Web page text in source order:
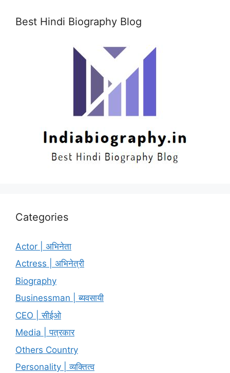
Best Hindi Biography Blog
Categories
Actor | अभिनेता
Actress | अभिनेत्री
Biography
Businessman | ब्यवसायी
CEO | सीईओ
Media | पत्रकार
Others Country
Personality | व्यक्तित्व